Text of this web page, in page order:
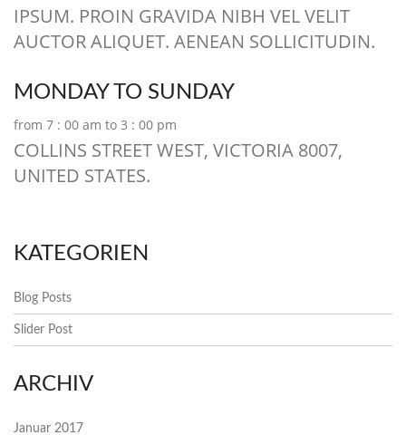
IPSUM. PROIN GRAVIDA NIBH VEL VELIT
AUCTOR ALIQUET. AENEAN SOLLICITUDIN.
MONDAY TO SUNDAY
from 7 : 00 am to 3 : 00 pm
COLLINS STREET WEST, VICTORIA 8007,
UNITED STATES.
KATEGORIEN
Blog Posts
Slider Post
ARCHIV
Januar 2017